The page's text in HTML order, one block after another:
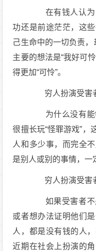
在有钱人认为
功还是前途茫茫，这
己生命中的一切负责，
主要的想法是“我好可
得更加“可怜”。
穷人扮演受害
为什么没有能
很擅长玩“怪罪游戏”，
人和多少事，而完全
是别人或别的事情，一
穷人扮演受害
如果受害者不
或者想办法证明他们
人，都是没有钱的人
近期在社会上扮演的